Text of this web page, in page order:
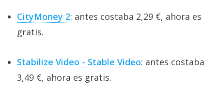
CityMoney 2: antes costaba 2,29 €, ahora es
gratis.
Stabilize Video - Stable Video: antes costaba
3,49 €, ahora es gratis.